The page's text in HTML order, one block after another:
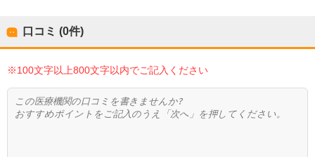
口コミ (0件)
※100文字以上800文字以内でご記入ください